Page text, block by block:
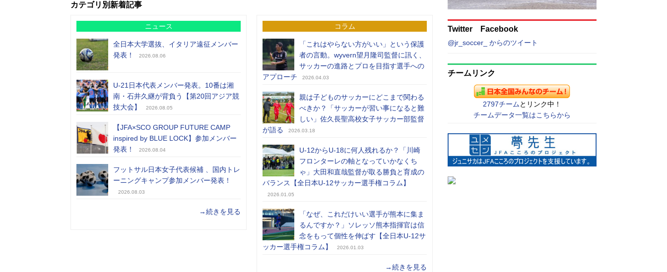
カテゴリ別新着記事
ニュース
全日本大学選抜、イタリア遠征メンバー
発表！
2026.08.06
U-21日本代表メンバー発表。10番は湘
南・石井久継が背負う【第20回アジア競
技大会】
2026.08.05
【JFA×SCO GROUP FUTURE CAMP
inspired by BLUE LOCK】参加メンバー
発表！
2026.08.04
フットサル日本女子代表候補 、国内トレ
ーニングキャンプ参加メンバー発表！
2026.08.03
→続きを見る
コラム
「これはやらない方がいい」という保護
者の言動。wyvern望月隆司監督に訊く、
サッカーの進路とプロを目指す選手への
アプローチ
2026.04.03
親は子どものサッカーにどこまで関わる
べきか？「サッカーが習い事になると難
しい」佐久長聖高校女子サッカー部監督
が語る
2026.03.18
U-12からU-18に何人残れるか？「川崎
フロンターレの軸となっていかなくち
ゃ」大田和直哉監督が取る勝負と育成の
バランス【全日本U-12サッカー選手権コラム】
2026.01.05
「なぜ、これだけいい選手が熊本に集ま
るんですか？」ソレッソ熊本指揮官は信
念をもって個性を伸ばす【全日本U-12サ
ッカー選手権コラム】
2026.01.03
→続きを見る
Twitter Facebook
@jr_soccer_ からのツイート
チームリンク
2797チーム とリンク中！
チームデータ一覧はこちらから